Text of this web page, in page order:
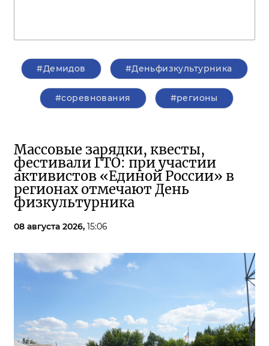
#Демидов #Деньфизкультурника
#соревнования #регионы
Массовые зарядки, квесты,
фестивали ГТО: при участии
активистов «Единой России» в
регионах отмечают День
физкультурника
08 августа 2026, 15:06